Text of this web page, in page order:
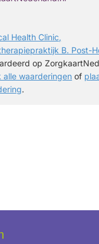
Health Clinic,
B. Post-
op
alle waarderingen of
.